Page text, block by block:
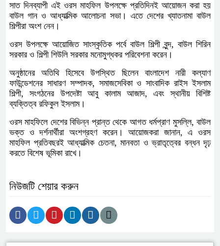
সাত দিনব্যাপী এই ওরস মাহফিল উপলক্ষে প্রতিদিনই আয়োজন করা হয়
বাউল গান ও আধ্যাত্মিক আলোচনা সভা। এতে দেশের খ্যাতনামা বাউল
শিল্পীরা অংশ নেন।
ওরস উপলক্ষে আয়োজিত সাংস্কৃতিক পর্বে বাউল শিল্পী বুন্দ, বাউল শিরিন
সরকার ও শিল্পী শিউলি সরকার মনোমুগ্ধকর পরিবেশনা করেন।
অনুষ্ঠানের অতিথি হিসেবে উপস্থিত ছিলেন বাংলাদেশ নারী কল্যাণ
ফাউন্ডেশনের সাধারণ সম্পাদক, সমাজসেবিকা ও সাংবাদিক রাইস ইসলাম
শিল্পী, সংগঠনের উপদেষ্টা আবু কালাম আজাদ, এবং স্থানীয় বিশিষ্ট
ব্যক্তিত্ব রফিকুল ইসলাম।
ওরস মাহফিলে দেশের বিভিন্ন প্রান্ত থেকে আগত ধর্মপ্রাণ মুসল্লি, বাউল
ভক্ত ও দর্শনার্থীরা অংশগ্রহণ করেন। আয়োজকরা জানান, এ ওরস
মাহফিল প্রতিবছরই আধ্যাত্মিক চেতনা, মানবতা ও ভ্রাতৃত্বের বন্ধন দৃঢ়
করতে বিশেষ ভূমিকা রাখে।
নিউজটি শেয়ার করুন